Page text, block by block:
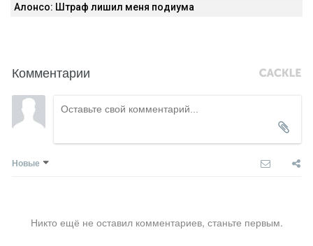
Алонсо: Штраф лишил меня подиума
Комментарии
Новые
Никто ещё не оставил комментариев, станьте первым.